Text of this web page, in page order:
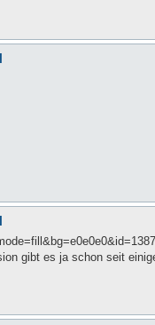
gibt es ja schon seit